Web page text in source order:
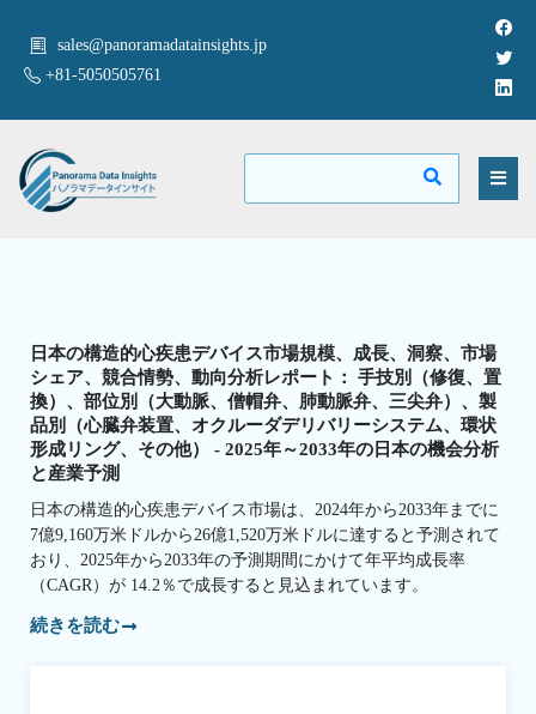
sales@panoramadatainsights.jp
+81-5050505761
日本の構造的心疾患デバイス市場規模、成長、洞察、市場
シェア、競合情勢、動向分析レポート： 手技別（修復、置
換）、部位別（大動脈、僧帽弁、肺動脈弁、三尖弁）、製
品別（心臓弁装置、オクルーダデリバリーシステム、環状
形成リング、その他） - 2025年～2033年の日本の機会分析
と産業予測
日本の構造的心疾患デバイス市場は、2024年から2033年までに
7億9,160万米ドルから26億1,520万米ドルに達すると予測されて
おり、2025年から2033年の予測期間にかけて年平均成長率
（CAGR）が 14.2％で成長すると見込まれています。
続きを読む